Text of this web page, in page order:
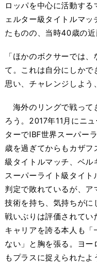
ロッパを中心に活動す
ェルター級タイトルマッ
たものの、当時40歳の近
「ほかのボクサーでは
て。これは自分にしかで
思い、チャレンジしよう
海外のリングで戦って
ろう。2017年11月にニ
ターでIBF世界スーパー
歳を過ぎてからもカザフ
級タイトルマッチ、ベル
スーパーライト級タイト
判定で敗れているが、
技術を持ち、気持ちが
戦いぶりは評価されて
キャリアを誇る本人も
ない」と胸を張る。ヨ
もプラスに捉えられたよ